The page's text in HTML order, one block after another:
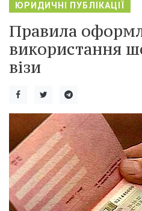
ЮРИДИЧНІ ПУБЛІКАЦІЇ
Правила
використання
візи